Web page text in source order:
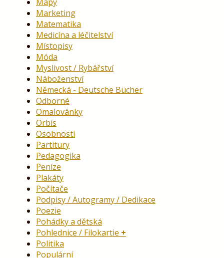
Marketing
Matematika
Medicína a léčitelství
Místopisy
Móda
Myslivost / Rybářství
Náboženství
Německá - Deutsche Bücher
Odborné
Omalovánky
Orbis
Osobnosti
Partitury
Pedagogika
Peníze
Plakáty
Počítače
Podpisy / Autogramy / Dedikace
Poezie
Pohádky a dětská
Pohlednice / Filokartie
Politika
Populární